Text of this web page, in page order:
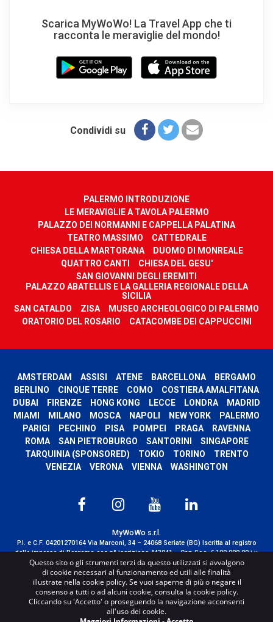
Scarica MyWoWo! La Travel App che ti
racconta le meraviglie del mondo!
Condividi su
PALERMO INTRODUZIONE
LE MERAVIGLIE A TAVOLA PALERMO
PALAZZO DEI NORMANNI E CAPPELLA PALATINA
TEATRO MASSIMO
CATTEDRALE
CHIESA DELLA MARTORANA
DUOMO DI MONREALE
QUATTRO CANTI
CHIESA DEL GESU'
SAN GIOVANNI DEGLI EREMITI
PALAZZO ABATELLIS E LA GALLERIA REGIONALE DELLA
SICILIA
SAN CATALDO
ZISA
MUSEO ARCHEOLOGICO DI PALERMO
ORATORIO DEL ROSARIO
CATACOMBE DEI CAPPUCCINI
AMSTERDAM ASSISI ATENE BARCELLONA
BERGAMO
BERLINO
CINQUE TERRE COMO
COSTIERA AMALFITANA
DUBAI
FIRENZE HONG KONG LECCE LONDRA
MADRID
MIAMI
MILANO MOSCA NAPOLI NEW YORK
PALERMO
PARIGI
PECHINO PISA POMPEI PRAGA
RAVENNA
ROMA
SAN PIETROBURGO SANTORINI
SINGAPORE
TARQUINIA (SPONSORED)
TOKIO TORINO
TRENTO
VENEZIA
VERONA VIENNA WASHINGTON
MyWoWo s.r.l.
P.I. e C.F. 04201270164 Via Marconi, 34 – 24068 Seriate (BG) Iscritta al registro
delle imprese di Bergamo con n° iscrizione 443941 – Cap.Soc. € 100.000,00 i.v.
TERMS AND CONDITIONS-CREDITS
Questo sito o gli strumenti terzi da questo utilizzati si avvalgono
di cookie necessari al funzionamento ed utili alle finalità
illustrate nella cookie policy. Se vuoi saperne di più o negare il
consenso a tutti o ad alcuni cookie, consulta la cookie policy.
Cliccando su 'Accetto' o proseguendo la navigazione acconsenti
all'uso dei cookie.